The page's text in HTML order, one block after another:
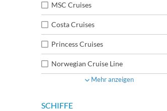
MSC Cruises
Costa Cruises
Princess Cruises
Norwegian Cruise Line
Mehr anzeigen
SCHIFFE